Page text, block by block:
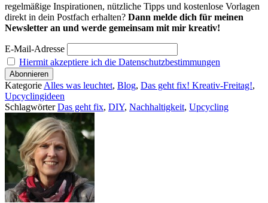
regelmäßige Inspirationen, nützliche Tipps und kostenlose Vorlagen
direkt in dein Postfach erhalten? Dann melde dich für meinen
Newsletter an und werde gemeinsam mit mir kreativ!
E-Mail-Adresse
Hiermit akzeptiere ich die Datenschutzbestimmungen
Kategorie Alles was leuchtet, Blog, Das geht fix! Kreativ-Freitag!,
Upcyclingideen
SchlagwörterDas geht fix, DIY, Nachhaltigkeit, Upcycling